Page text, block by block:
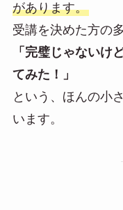
があります。
受講を決めた方の多
「完璧じゃないけ
てみた！」
という、ほんの小
います。